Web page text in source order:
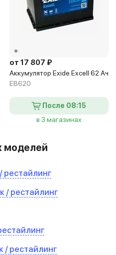
от 17 807 ₽
Аккумулятор Exide Excell 62 Ач
EB620
После 08:15
в 3 магазинах
моделей
рестайлинг
/ рестайлинг
/ рестайлинг